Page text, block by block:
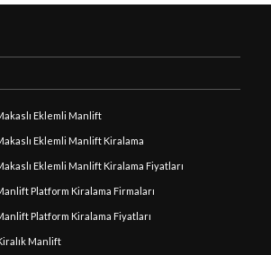
Eklemli Manlift
Eklemli Manlift Kiralama
Eklemli Manlift Kiralama Fiyatları
Platform Kiralama Firmaları
Platform Kiralama Fiyatları
Manlift